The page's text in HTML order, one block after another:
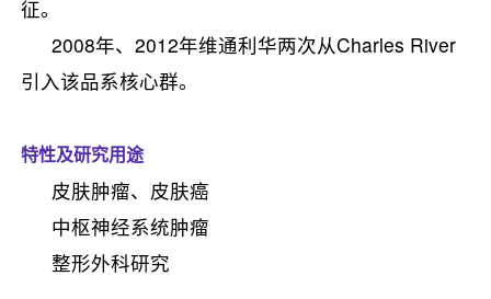
征。
2008年、2012年维通利华两次从Charles River
引入该品系核心群。
特性及研究用途
皮肤肿瘤、皮肤癌
中枢神经系统肿瘤
整形外科研究